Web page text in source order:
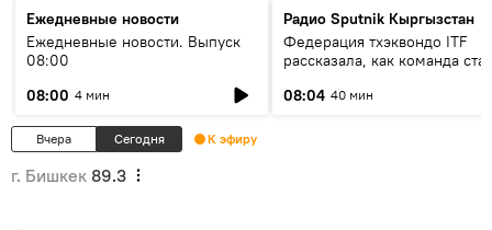
Ежедневные новости
Ежедневные новости. Выпуск
08:00
08:00 4 мин
Радио Sputnik Кыргызстан
Федерация тхэквондо ITF
рассказала, как команда
08:04 40 мин
Вчера Сегодня К эфиру
г. Бишкек 89.3